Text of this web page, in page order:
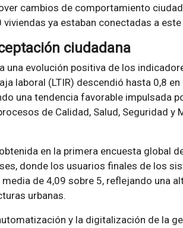
cambios de comportamiento
ya estaban conectadas a
ciudadana
una evolución positiva de los
laboral (LTIR) descendió hasta 0,8
una tendencia favorable impulsada
de Calidad, Salud, Seguridad y
en la primera encuesta global
donde los usuarios finales de los
de 4,09 sobre 5, reflejando una
urbanas.
y la digitalización de la